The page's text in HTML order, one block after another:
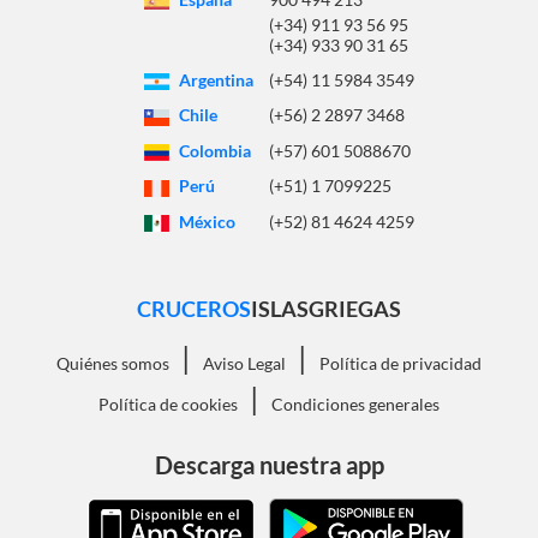
(+34) 911 93 56 95
(+34) 933 90 31 65
Argentina
(+54) 11 5984 3549
Chile
(+56) 2 2897 3468
Colombia
(+57) 601 5088670
Perú
(+51) 1 7099225
México
(+52) 81 4624 4259
CRUCEROSISLASGRIEGAS
Quiénes somos | Aviso Legal |
Política de privacidad
Política de cookies
| Condiciones generales
Descarga nuestra app